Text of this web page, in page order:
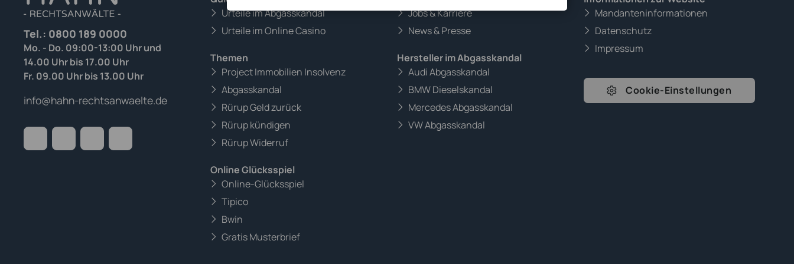
Tel.: 0800 189 0000
Mo. - Do. 09:00-13:00 Uhr und
14.00 Uhr bis 17.00 Uhr
Fr. 09.00 Uhr bis 13.00 Uhr
info@hahn-rechtsanwaelte.de
Urteile im Abgasskandal
Urteile im Online Casino
Themen
Project Immobilien Insolvenz
Abgasskandal
Rürup Geld zurück
Rürup kündigen
Rürup Widerruf
Online Glücksspiel
Online-Glücksspiel
Tipico
Bwin
Gratis Musterbrief
Jobs & Karriere
News & Presse
Hersteller im Abgasskandal
Audi Abgasskandal
BMW Dieselskandal
Mercedes Abgasskandal
VW Abgasskandal
Mandanteninformationen
Datenschutz
Impressum
Cookie-Einstellungen